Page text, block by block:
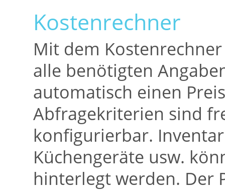
Kostenrechner
Mit dem
alle benötigten
automatisch einen
Abfragekriterien sind
konfigurierbar.
Küchengeräte usw.
hinterlegt werden. Der